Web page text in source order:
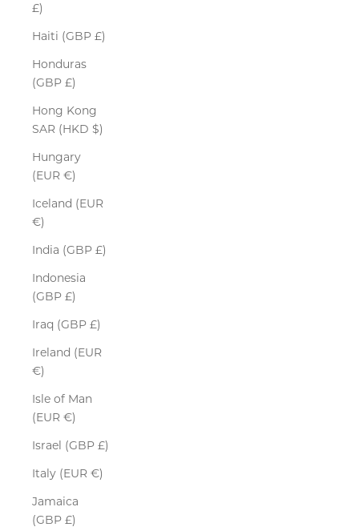
£)
Haiti (GBP £)
Honduras
(GBP £)
Hong Kong
SAR (HKD $)
Hungary
(EUR €)
Iceland (EUR
€)
India (GBP £)
Indonesia
(GBP £)
Iraq (GBP £)
Ireland (EUR
€)
Isle of Man
(EUR €)
Israel (GBP £)
Italy (EUR €)
Jamaica
(GBP £)